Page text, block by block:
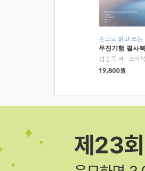
손으로 읽고 쓰는
무진기행 필사북
김승옥 저
스타
19,800원